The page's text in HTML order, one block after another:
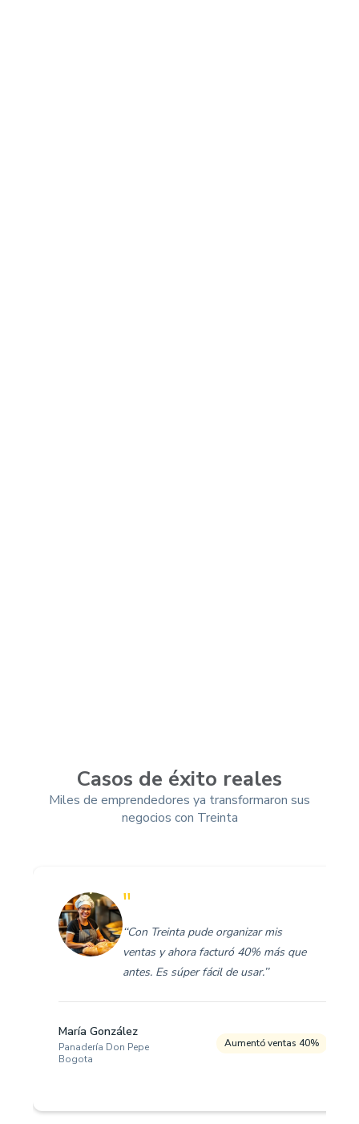
Casos de éxito reales
Miles de emprendedores ya transformaron sus
negocios con Treinta
"
‘‘Con Treinta pude organizar mis
ventas y ahora facturó 40% más que
antes. Es súper fácil de usar.’’
María González
Panadería Don Pepe
Bogota
Aumentó ventas 40%